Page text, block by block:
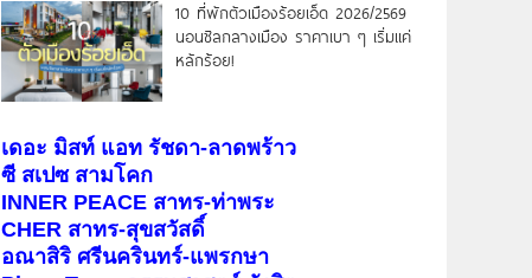
10 ที่พักตัวเมืองร้อยเอ็ด 2026/2569
นอนชิลกลางเมือง ราคาเบา ๆ เริ่มแค่
หลักร้อย!
เดอะ มิสท์ แอท รัชดา-ลาดพร้าว
ซี สเปซ สามโคก
INNER PEACE สาทร-ท่าพระ
CHER สาทร-สุขสวัสดิ์
อณาสิริ ศรีนครินทร์-แพรกษา